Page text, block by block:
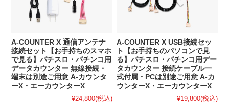
A-COUNTER X 通信アンテナ
接続セット【お手持ちのスマホ
で見る】パチスロ・パチンコ用
データカウンター 無線接続・
端末は別途ご用意 A-カウンタ
ーX・エーカウンターX
¥24,800(税込)
A-COUNTER X USB接続セッ
ト【お手持ちのパソコンで見
る】パチスロ・パチンコ用デー
タカウンター 接続ケーブル一
式付属・PCは別途ご用意 A-カ
ウンターX・エーカウンターX
¥19,800(税込)